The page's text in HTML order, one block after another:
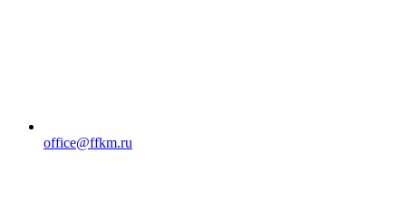
office@ffkm.ru